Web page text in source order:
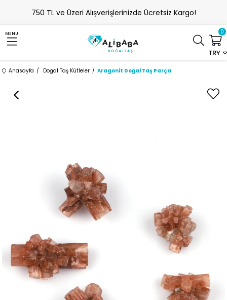
750 TL ve Üzeri Alışverişlerinizde Ücretsiz Kargo!
MENU
TRY
0
Anasayfa Doğal Taş Kütleler Aragonit Doğal Taş Parça